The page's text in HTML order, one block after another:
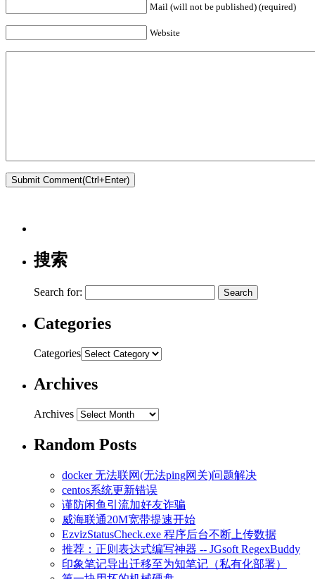
Mail (will not be published) (required)
Website
搜索
Search for:
Categories
Categories
Archives
Archives
Random Posts
docker 无法联网(无法ping网关)问题解决
centos系统更新错误
谨防闲鱼引流加好友诈骗
威海联通20M宽带提速开始
EzvizStatusCheck.exe 程序后台不断上传数据
推荐：正则表达式编写神器 -- JGsoft RegexBuddy
印象笔记导出迁移至为知笔记（私有化部署）